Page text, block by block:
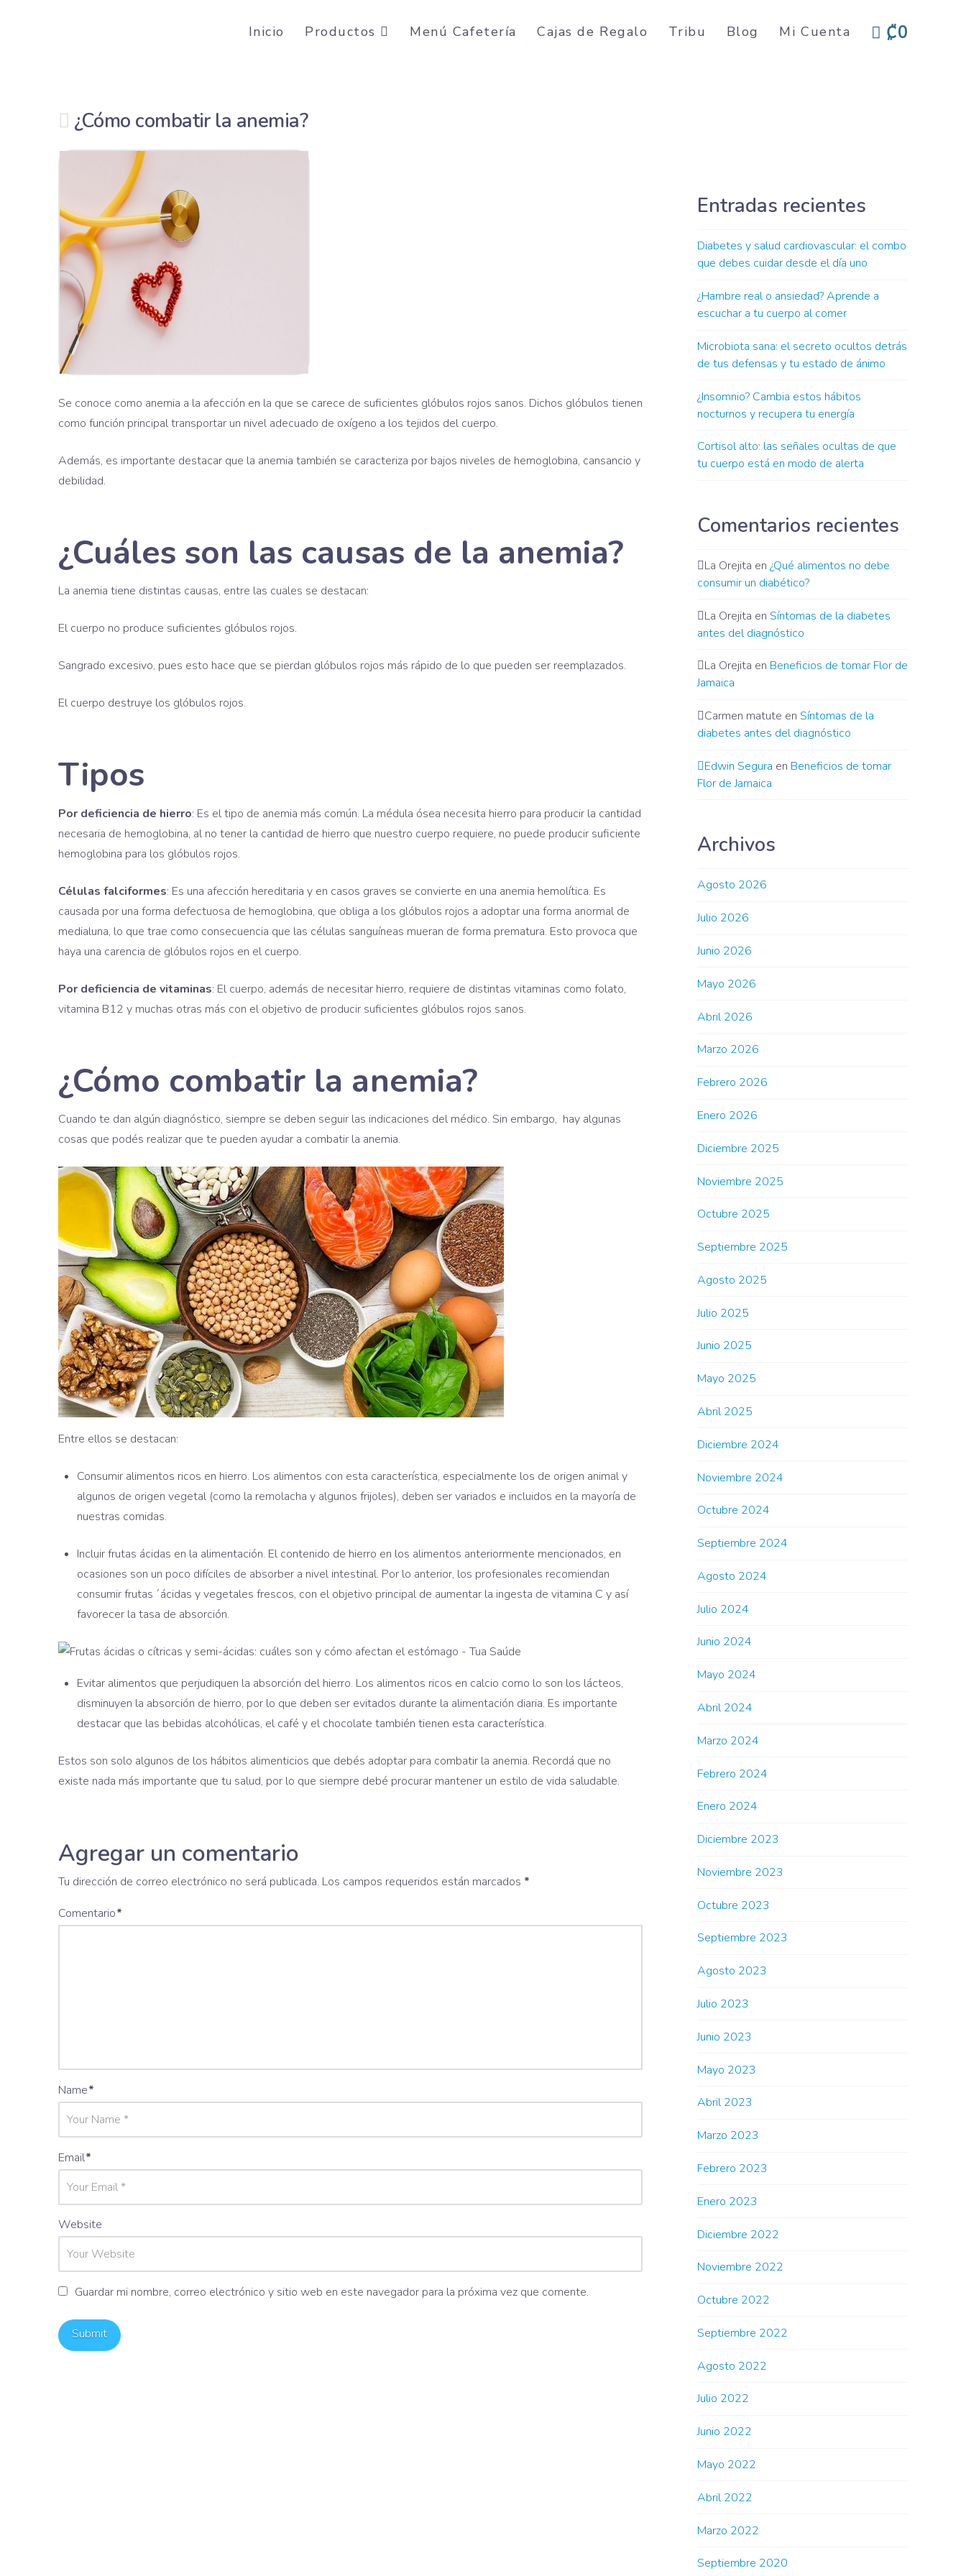
Inicio Productos Menú Cafetería Cajas de Regalo Tribu Blog Mi Cuenta ₡0
¿Cómo combatir la anemia?
Se conoce como anemia a la afección en la que se carece de suficientes glóbulos rojos sanos. Dichos glóbulos tienen
como función principal transportar un nivel adecuado de oxígeno a los tejidos del cuerpo.
Además, es importante destacar que la anemia también se caracteriza por bajos niveles de hemoglobina, cansancio y
debilidad.
¿Cuáles son las causas de la anemia?
La anemia tiene distintas causas, entre las cuales se destacan:
El cuerpo no produce suficientes glóbulos rojos.
Sangrado excesivo, pues esto hace que se pierdan glóbulos rojos más rápido de lo que pueden ser reemplazados.
El cuerpo destruye los glóbulos rojos.
Tipos
Por deficiencia de hierro: Es el tipo de anemia más común. La médula ósea necesita hierro para producir la cantidad
necesaria de hemoglobina, al no tener la cantidad de hierro que nuestro cuerpo requiere, no puede producir suficiente
hemoglobina para los glóbulos rojos.
Células falciformes: Es una afección hereditaria y en casos graves se convierte en una anemia hemolítica. Es
causada por una forma defectuosa de hemoglobina, que obliga a los glóbulos rojos a adoptar una forma anormal de
medialuna, lo que trae como consecuencia que las células sanguíneas mueran de forma prematura. Esto provoca que
haya una carencia de glóbulos rojos en el cuerpo.
Por deficiencia de vitaminas: El cuerpo, además de necesitar hierro, requiere de distintas vitaminas como folato,
vitamina B12 y muchas otras más con el objetivo de producir suficientes glóbulos rojos sanos.
¿Cómo combatir la anemia?
Cuando te dan algún diagnóstico, siempre se deben seguir las indicaciones del médico. Sin embargo, hay algunas
cosas que podés realizar que te pueden ayudar a combatir la anemia.
Entre ellos se destacan:
Consumir alimentos ricos en hierro. Los alimentos con esta característica, especialmente los de origen animal y
algunos de origen vegetal (como la remolacha y algunos frijoles), deben ser variados e incluidos en la mayoría de
nuestras comidas.
Incluir frutas ácidas en la alimentación. El contenido de hierro en los alimentos anteriormente mencionados, en
ocasiones son un poco difíciles de absorber a nivel intestinal. Por lo anterior, los profesionales recomiendan
consumir frutas ´ácidas y vegetales frescos, con el objetivo principal de aumentar la ingesta de vitamina C y así
favorecer la tasa de absorción.
Evitar alimentos que perjudiquen la absorción del hierro. Los alimentos ricos en calcio como lo son los lácteos,
disminuyen la absorción de hierro, por lo que deben ser evitados durante la alimentación diaria. Es importante
destacar que las bebidas alcohólicas, el café y el chocolate también tienen esta característica.
Estos son solo algunos de los hábitos alimenticios que debés adoptar para combatir la anemia. Recordá que no
existe nada más importante que tu salud, por lo que siempre debé procurar mantener un estilo de vida saludable.
Agregar un comentario
Tu dirección de correo electrónico no será publicada. Los campos requeridos están marcados *
Comentario*
Name*
Email*
Website
Guardar mi nombre, correo electrónico y sitio web en este navegador para la próxima vez que comente.
Entradas recientes
Diabetes y salud cardiovascular: el combo
que debes cuidar desde el día uno
¿Hambre real o ansiedad? Aprende a
escuchar a tu cuerpo al comer
Microbiota sana: el secreto ocultos detrás
de tus defensas y tu estado de ánimo
¿Insomnio? Cambia estos hábitos
nocturnos y recupera tu energía
Cortisol alto: las señales ocultas de que
tu cuerpo está en modo de alerta
Comentarios recientes
La Orejita en¿Qué alimentos no debe
consumir un diabético?
La Orejita enSíntomas de la diabetes
antes del diagnóstico
La Orejita en Beneficios de tomar Flor de
Jamaica
Carmen matute enSíntomas de la
diabetes antes del diagnóstico
Edwin Segura en Beneficios de tomar
Flor de Jamaica
Archivos
Agosto 2026
Julio 2026
Junio 2026
Mayo 2026
Abril 2026
Marzo 2026
Febrero 2026
Enero 2026
Diciembre 2025
Noviembre 2025
Octubre 2025
Septiembre 2025
Agosto 2025
Julio 2025
Junio 2025
Mayo 2025
Abril 2025
Diciembre 2024
Noviembre 2024
Octubre 2024
Septiembre 2024
Agosto 2024
Julio 2024
Junio 2024
Mayo 2024
Abril 2024
Marzo 2024
Febrero 2024
Enero 2024
Diciembre 2023
Noviembre 2023
Octubre 2023
Septiembre 2023
Agosto 2023
Julio 2023
Junio 2023
Mayo 2023
Abril 2023
Marzo 2023
Febrero 2023
Enero 2023
Diciembre 2022
Noviembre 2022
Octubre 2022
Septiembre 2022
Agosto 2022
Julio 2022
Junio 2022
Mayo 2022
Abril 2022
Marzo 2022
Septiembre 2020